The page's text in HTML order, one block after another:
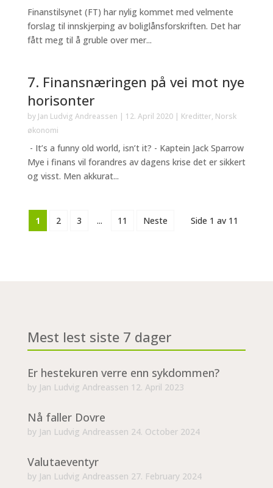
Finanstilsynet (FT) har nylig kommet med velmente
forslag til innskjerping av boliglånsforskriften. Det har
fått meg til å gruble over mer...
7. Finansnæringen på vei mot nye
horisonter
by Jan Ludvig Andreassen | 12. April 2020| Kreditter, Norsk
økonomi
- It’s a funny old world, isn’t it? - Kaptein Jack Sparrow
Mye i finans vil forandres av dagens krise det er sikkert
og visst. Men akkurat...
Side 1 av 11
1 2 3 ... Neste
11
Mest lest siste 7 dager
Er hestekuren verre enn sykdommen?
by Jan Ludvig Andreassen 12. April 2023
Nå faller Dovre
by Jan Ludvig Andreassen 24. October 2024
Valutaeventyr
by Jan Ludvig Andreassen 27. February 2024